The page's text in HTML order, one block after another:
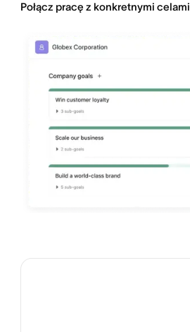
Połącz pracę z konkretnymi celami